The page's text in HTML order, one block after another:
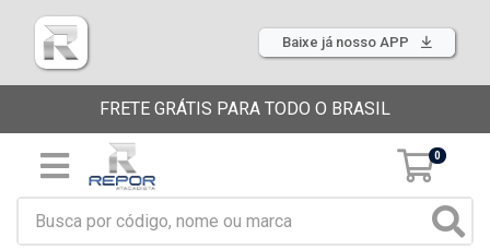
Baixe já nosso APP
FRETE GRÁTIS PARA TODO O BRASIL
0